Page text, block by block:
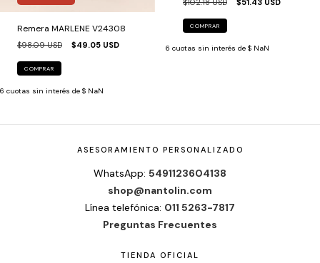
Remera MARLENE V24308
$98.09 USD $49.05 USD
COMPRAR
6 cuotas sin interés de $ NaN
$102.18 USD $51.43 USD
COMPRAR
6 cuotas sin interés de $ NaN
ASESORAMIENTO PERSONALIZADO
WhatsApp: 5491123604138
shop@nantolin.com
Línea telefónica: 011 5263-7817
Preguntas Frecuentes
TIENDA OFICIAL